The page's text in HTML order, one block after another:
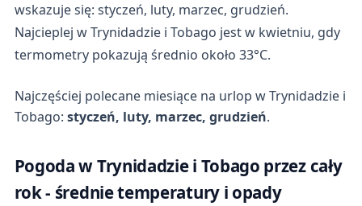
wskazuje się: styczeń, luty, marzec, grudzień.
Najcieplej w Trynidadzie i Tobago jest w kwietniu, gdy
termometry pokazują średnio około 33°C.
Najczęściej polecane miesiące na urlop w Trynidadzie i
Tobago: styczeń, luty, marzec, grudzień.
Pogoda w Trynidadzie i Tobago przez cały
rok - średnie temperatury i opady